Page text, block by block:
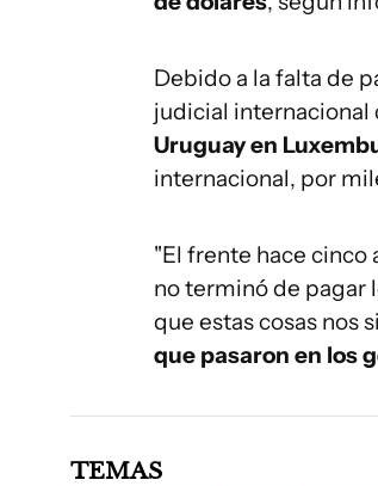
Debido a la falta de
judicial internacional
Uruguay en
internacional, por
"El frente hace cinco
no terminó de pagar
que estas cosas nos
que pasaron en los
TEMAS